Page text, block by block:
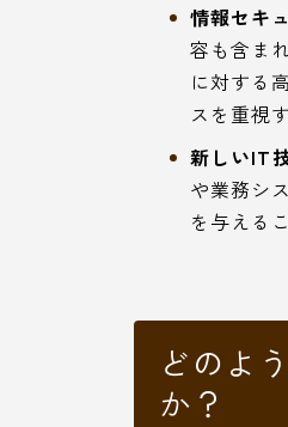
情報セキ
容も含ま
に対する
スを重視
新しいIT
や業務シ
を与える
どのよ
か？